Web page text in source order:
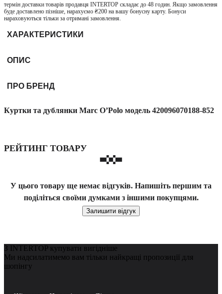
термін доставки товарів продавця INTERTOP складає до 48 годин. Якщо замовлення
буде доставлено пізніше, нарахуємо ₴200 на вашу бонусну карту. Бонуси
нараховуються тільки за отримані замовлення.
ХАРАКТЕРИСТИКИ
ОПИС
ПРО БРЕНД
Куртки та дублянки Marc O’Polo модель 420096070188-852
РЕЙТИНГ ТОВАРУ
У цього товару ще немає відгуків. Напишіть першим та
поділіться своїми думками з іншими покупцями.
Залишити відгук
З INTERTOP купувати вигідніше
Ми надсилатимемо вам тільки найкращі пропозиції для
шопінгу